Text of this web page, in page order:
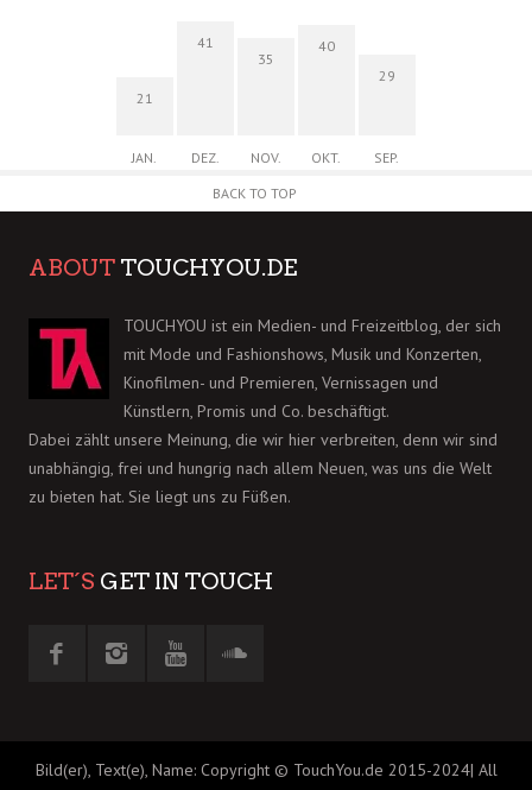
21
JAN.
41
DEZ.
35
NOV.
40
OKT.
29
SEP.
BACK TO TOP
ABOUT TOUCHYOU.DE
TOUCHYOU ist ein Medien- und Freizeitblog, der sich
mit Mode und Fashionshows, Musik und Konzerten,
Kinofilmen- und Premieren, Vernissagen und
Künstlern, Promis und Co. beschäftigt.
Dabei zählt unsere Meinung, die wir hier verbreiten, denn wir sind
unabhängig, frei und hungrig nach allem Neuen, was uns die Welt
zu bieten hat. Sie liegt uns zu Füßen.
LET´S GET IN TOUCH
Bild(er), Text(e), Name: Copyright © TouchYou.de 2015-2024| All